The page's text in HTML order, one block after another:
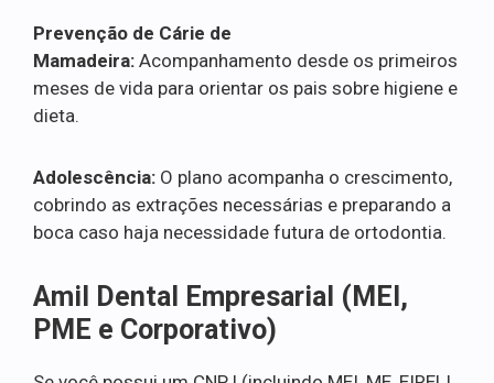
Prevenção de Cárie de
Mamadeira: Acompanhamento desde os primeiros
meses de vida para orientar os pais sobre higiene e
dieta.
Adolescência: O plano acompanha o crescimento,
cobrindo as extrações necessárias e preparando a
boca caso haja necessidade futura de ortodontia.
Amil Dental Empresarial (MEI,
PME e Corporativo)